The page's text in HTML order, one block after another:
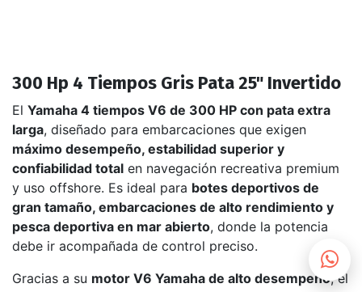
300 Hp 4 Tiempos Gris Pata 25" Invertido
El Yamaha 4 tiempos V6 de 300 HP con pata extra
larga, diseñado para embarcaciones que exigen
máximo desempeño, estabilidad superior y
confiabilidad total en navegación recreativa premium
y uso offshore. Es ideal para botes deportivos de
gran tamaño, embarcaciones de alto rendimiento y
pesca deportiva en mar abierto, donde la potencia
debe ir acompañada de control preciso.
Gracias a su motor V6 Yamaha de alto desempeño, el